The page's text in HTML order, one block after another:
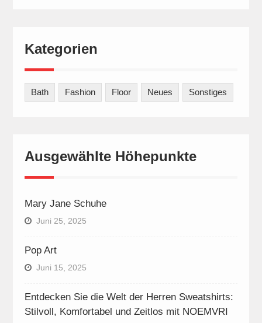
Kategorien
Bath Fashion Floor Neues Sonstiges
Ausgewählte Höhepunkte
Mary Jane Schuhe
Juni 25, 2025
Pop Art
Juni 15, 2025
Entdecken Sie die Welt der Herren Sweatshirts:
Stilvoll, Komfortabel und Zeitlos mit NOEMVRI